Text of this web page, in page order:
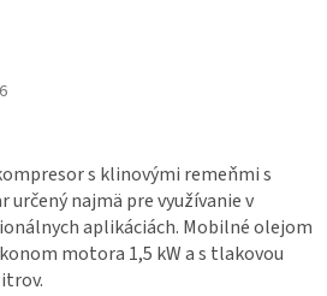
s klinovými remeňmi s
najmä pre využívanie v
aplikáciách. Mobilné olejom
motora 1,5 kW a s tlakovou